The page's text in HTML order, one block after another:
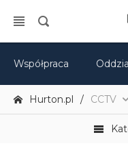
Współpraca
Hurton.pl CCTV